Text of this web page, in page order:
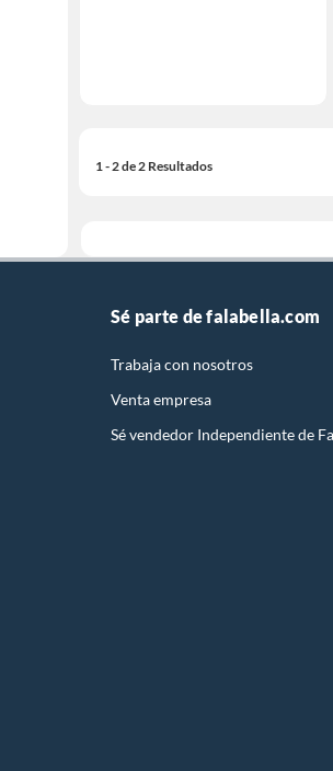
1 - 2 de 2 Resultados
Sé parte de falabella.com
Trabaja con nosotros
Venta empresa
Sé vendedor Independiente de